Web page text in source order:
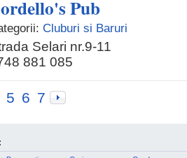
Pub
Cluburi si Baruri
Selari nr.9-11
881 085
5 6 7